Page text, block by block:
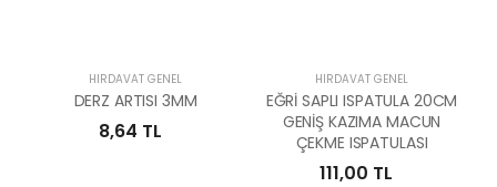
HIRDAVAT GENEL
DERZ ARTISI 3MM
8,64 TL
HIRDAVAT GENEL
EĞRİ SAPLI ISPATULA 20CM
GENİŞ KAZIMA MACUN
ÇEKME ISPATULASI
111,00 TL